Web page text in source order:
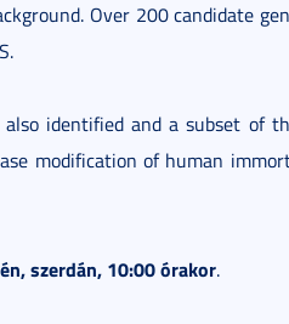
Over 200 candidate
identified and a subset of
modification of human
szerdán, 10:00 órakor.